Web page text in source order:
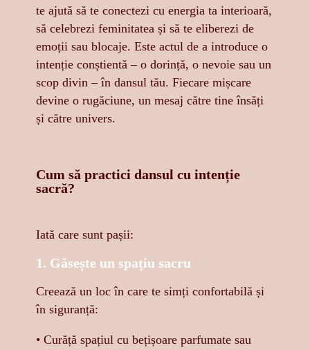
te ajută să te conectezi cu energia ta interioară,
să celebrezi feminitatea și să te eliberezi de
emoții sau blocaje. Este actul de a introduce o
intenție conștientă – o dorință, o nevoie sau un
scop divin – în dansul tău. Fiecare mișcare
devine o rugăciune, un mesaj către tine însăți
și către univers.
Cum să practici dansul cu intenție
sacră?
Iată care sunt pașii:
1. Găsește un spațiu sacru
Creează un loc în care te simți confortabilă și
în siguranță:
• Curăță spațiul cu bețișoare parfumate sau